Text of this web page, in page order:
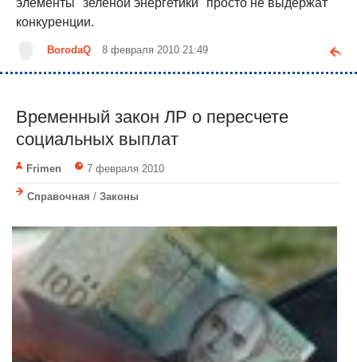
конкуренции.
BorodaQ 8 февраля 2010 21:49
Временный закон ЛР о пересчете
социальных выплат
Frimen 7 февраля 2010
Справочная / Законы